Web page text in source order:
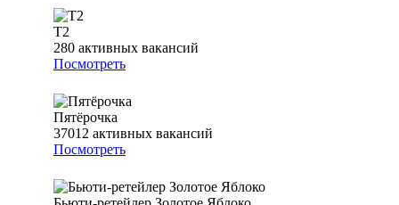
T2
280 активных вакансий
Посмотреть
Пятёрочка
37012 активных вакансий
Посмотреть